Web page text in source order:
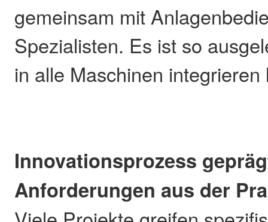
gemeinsam mit
Spezialisten. Es ist so
in alle Maschinen integrieren
Innovationsprozess
Anforderungen aus der